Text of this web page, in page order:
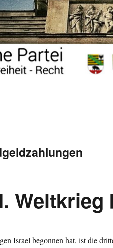
Weltkrieg
Israel begonnen hat, ist die